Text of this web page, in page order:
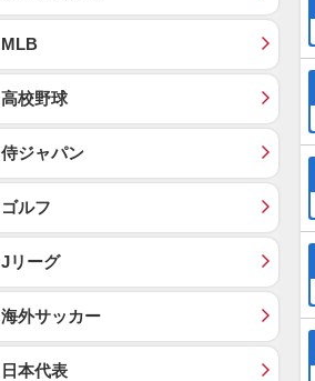
MLB
高校野球
侍ジャパン
ゴルフ
Jリーグ
海外サッカー
日本代表